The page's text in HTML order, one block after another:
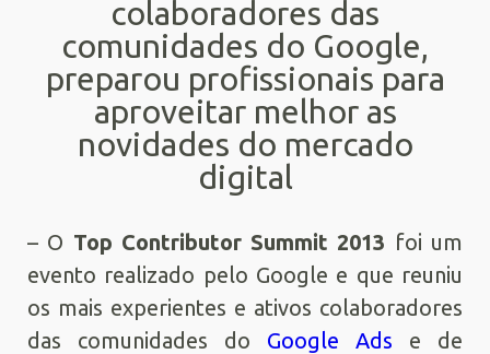
colaboradores das
comunidades do Google,
preparou profissionais para
aproveitar melhor as
novidades do mercado
digital
– O Top Contributor Summit 2013 foi um
evento realizado pelo Google e que reuniu
os mais experientes e ativos colaboradores
das comunidades do Google Ads e de